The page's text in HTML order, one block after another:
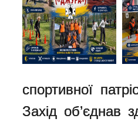
спортивної
Захід об’єднав